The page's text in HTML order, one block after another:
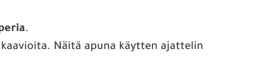
.
Näitä apuna käytten ajattelin